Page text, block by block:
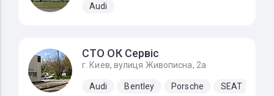
Audi
СТО ОК Сервіс
г. Киев, вулиця Живописна, 2а
Audi Bentley Porsche SEAT